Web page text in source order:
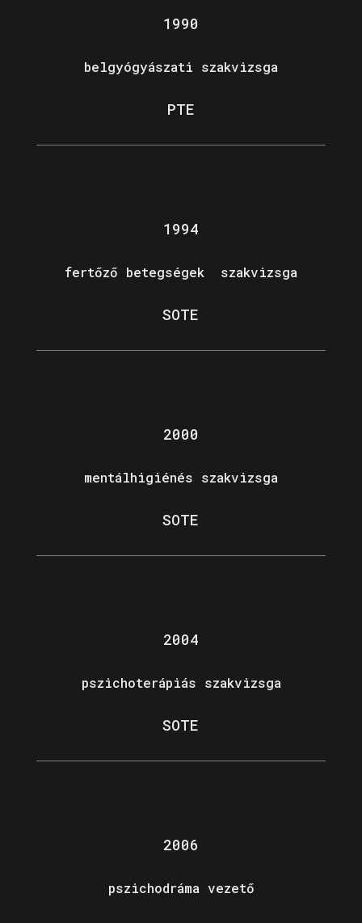
1990
belgyógyászati szakvizsga
PTE
1994
fertőző betegségek szakvizsga
SOTE
2000
mentálhigiénés szakvizsga
SOTE
2004
pszichoterápiás szakvizsga
SOTE
2006
pszichodráma vezető